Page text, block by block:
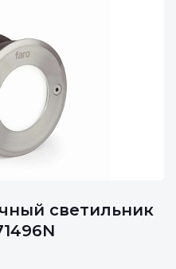
светильник